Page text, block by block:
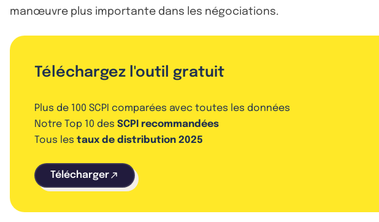
manœuvre plus importante dans les négociations.
Téléchargez l'outil gratuit
Plus de 100 SCPI comparées avec toutes les données
Notre Top 10 des SCPI recommandées
Tous les taux de distribution 2025
Télécharger